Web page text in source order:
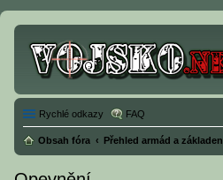
Rychlé odkazy FAQ
Obsah fóra Přehled armád a základen